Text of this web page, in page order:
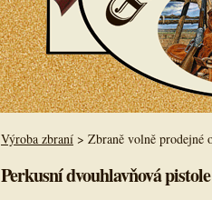
Výroba zbraní > Zbraně volně prodejné
Perkusní dvouhlavňová